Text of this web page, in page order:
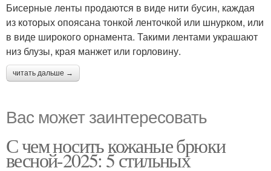
Бисерные ленты продаются в виде нити бусин, каждая
из которых опоясана тонкой ленточкой или шнурком, или
в виде широкого орнамента. Такими лентами украшают
низ блузы, края манжет или горловину.
читать дальше →
Вас может заинтересовать
С чем носить кожаные брюки
весной-2025: 5 стильных